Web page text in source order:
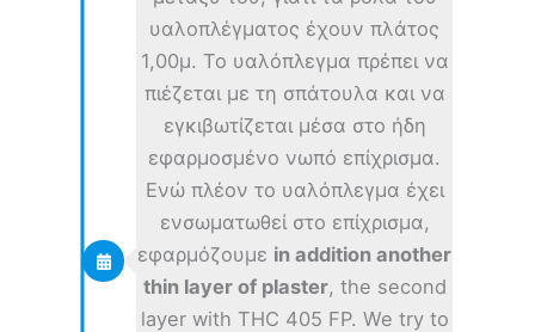
υαλοπλέγματος έχουν πλάτος
1,00μ. Το υαλόπλεγμα πρέπει να
πιέζεται με τη σπάτουλα και να
εγκιβωτίζεται μέσα στο ήδη
εφαρμοσμένο νωπό επίχρισμα.
Ενώ πλέον το υαλόπλεγμα έχει
ενσωματωθεί στο επίχρισμα,
εφαρμόζουμε in addition another
thin layer of plaster, the second
layer with THC 405 FP. We try to